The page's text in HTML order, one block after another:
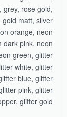
grey, rose gold,
gold matt, silver
orange, neon
dark pink, neon
green, glitter
white, glitter
blue, glitter
pink, glitter
glitter gold